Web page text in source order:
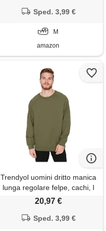
Sped. 3,99 €
M
amazon
Trendyol uomini dritto manica
lunga regolare felpe, cachi, l
20,97 €
Sped. 3,99 €